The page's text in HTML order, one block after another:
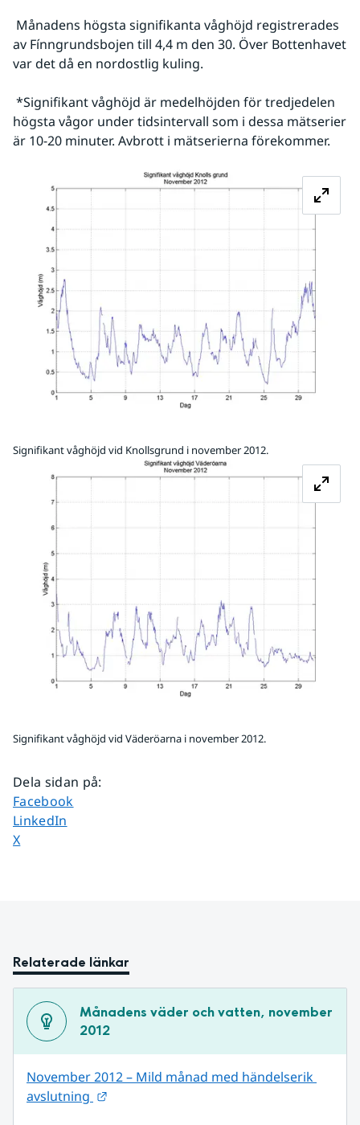
av Fínngrundsbojen till 4,4 m den 30. Över Bottenhavet
var det då en nordostlig kuling.
högsta vågor under tidsintervall som i dessa mätserier
är 10-20 minuter. Avbrott i mätserierna förekommer.
Signifikant våghöjd vid Knollsgrund i november 2012.
Signifikant våghöjd vid Väderöarna i november 2012.
Dela sidan på:
Dela sidan på
Facebook
Dela sidan på
LinkedIn
Dela sidan på
X
Relaterade länkar
Månadens väder och vatten, november
2012
November 2012 – Mild månad med händelserik
avslutning